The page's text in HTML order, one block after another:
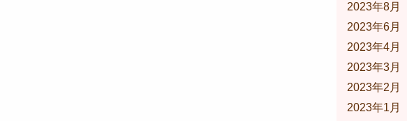
2023年8月
2023年6月
2023年4月
2023年3月
2023年2月
2023年1月